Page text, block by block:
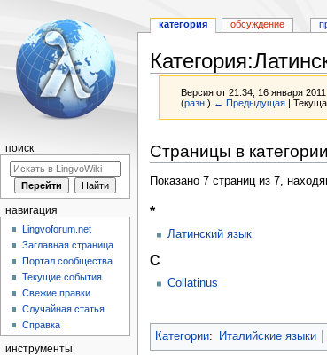
Версия от 21:34, 16 января 2011;
(разн.) ← Предыдущая |
к
навигации
к
поиску
Страницы в
Показано 7 страниц из 7,
*
Латинский язык
C
Collatinus
Категории: Италийские языки
категория обсуждение
поиск
навигация
Lingvoforum.net
Заглавная страница
Портал сообщества
Текущие события
Свежие правки
Случайная статья
Справка
инструменты